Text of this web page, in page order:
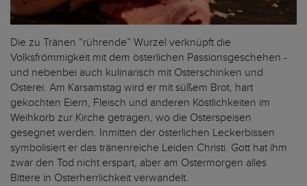
Die zu Tränen “rührende” Wurzel verknüpft die
Volksfrömmigkeit mit dem österlichen Passionsgeschehen -
und nebenbei auch kulinarisch mit Osterschinken und
Osterei. Am Karsamstag wird er mit süßem Brot, hart
gekochten Eiern, Fleisch und anderen Köstlichkeiten im
Weihkorb zur Kirche getragen, wo die Osterspeisen
gesegnet werden. Inmitten der österlichen Leckerbissen
symbolisiert er das tränenreiche Leiden Christi. Gott hat ihm
zwar den Tod nicht erspart, aber am Ostermorgen alles
Bittere in Osterherrlichkeit verwandelt.